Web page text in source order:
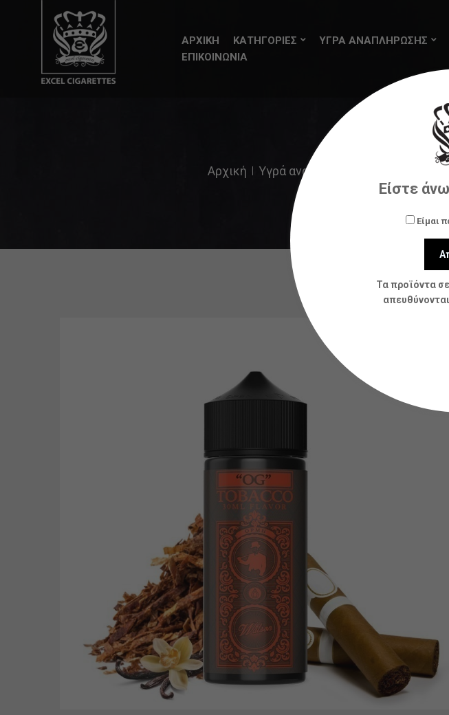
ΑΡΧΙΚΗ ΚΑΤΗΓΟΡΙΕΣ ΥΓΡΑ ΑΝΑΠΛΗΡΩΣΗΣ
ΕΠΙΚΟΙΝΩΝΙΑ
Αρχική Υγρά αναπλήρωσης (flavorshots)
Είστε
Είμαι
Τα προϊόντα